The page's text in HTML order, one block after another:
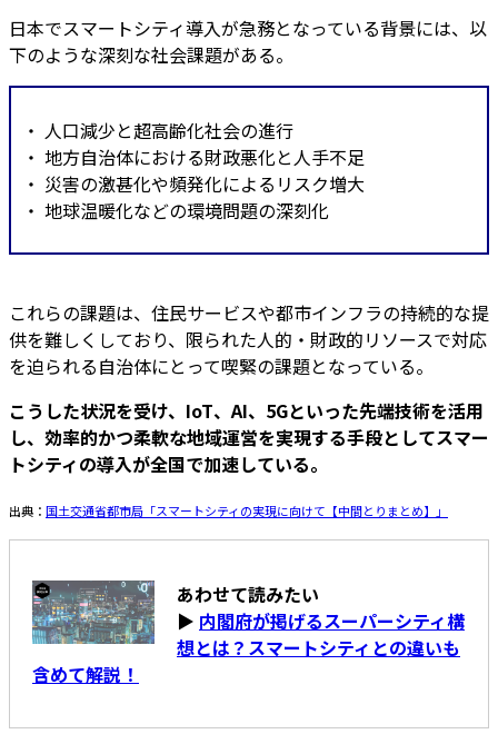
日本でスマートシティ導入が急務となっている背景には、以
下のような深刻な社会課題がある。
・ 人口減少と超高齢化社会の進行
・ 地方自治体における財政悪化と人手不足
・ 災害の激甚化や頻発化によるリスク増大
・ 地球温暖化などの環境問題の深刻化
これらの課題は、住民サービスや都市インフラの持続的な提
供を難しくしており、限られた人的・財政的リソースで対応
を迫られる自治体にとって喫緊の課題となっている。
こうした状況を受け、IoT、AI、5Gといった先端技術を活用
し、効率的かつ柔軟な地域運営を実現する手段としてスマー
トシティの導入が全国で加速している。
出典： 国土交通省都市局「スマートシティの実現に向けて【中間とりまとめ】」
あわせて読みたい
▶ 内閣府が掲げるスーパーシティ構
想とは？スマートシティとの違いも
含めて解説！